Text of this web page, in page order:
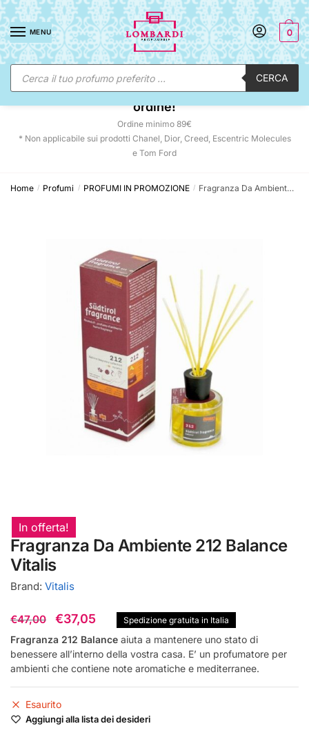
Skip
to
navigation
Skip
to
content
MENU
Ricerca
prodotti CERCA
0
☀️ SUNNY DAYS:-12% automatico sul tuo
ordine!
Ordine minimo 89€
* Non applicabile sui prodotti Chanel, Dior, Creed, Escentric Molecules
e Tom Ford
Home / Profumi / PROFUMI IN PROMOZIONE / Fragranza Da Ambiente 212 Balance Vitalis
In offerta!
Fragranza Da Ambiente 212 Balance
Vitalis
Brand: Vitalis
€47,00
Il
prezzo
originale
€37,05
prezzo
attuale
Spedizione gratuita in Italia
Fragranza 212 Balance aiuta a mantenere uno stato di
benessere all’interno della vostra casa. E’ un profumatore per
ambienti che contiene note aromatiche e mediterranee.
Esaurito
Aggiungi alla lista dei desideri